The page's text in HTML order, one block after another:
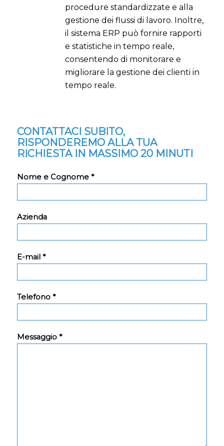
procedure standardizzate e alla
gestione dei flussi di lavoro. Inoltre,
il sistema ERP può fornire rapporti
e statistiche in tempo reale,
consentendo di monitorare e
migliorare la gestione dei clienti in
tempo reale.
CONTATTACI SUBITO,
RISPONDEREMO ALLA TUA
RICHIESTA IN MASSIMO 20 MINUTI
Nome e Cognome *
Azienda
E-mail *
Telefono *
Messaggio *